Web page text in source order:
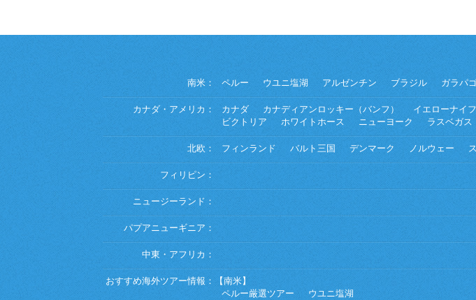
南米： ペルー ウユニ塩湖 アルゼンチン ブラジル ガラパ
カナダ・アメリカ： カナダ カナディアンロッキー（バンフ） イエローナイフ
ビクトリア
ホワイトホース ニューヨーク ラスベガス
北欧： フィンランド バルト三国 デンマーク ノルウェー
フィリピン：
ニュージーランド：
パプアニューギニア：
中東・アフリカ：
おすすめ海外ツアー情報：
【南米】
ペルー厳選ツアー
ウユニ塩湖